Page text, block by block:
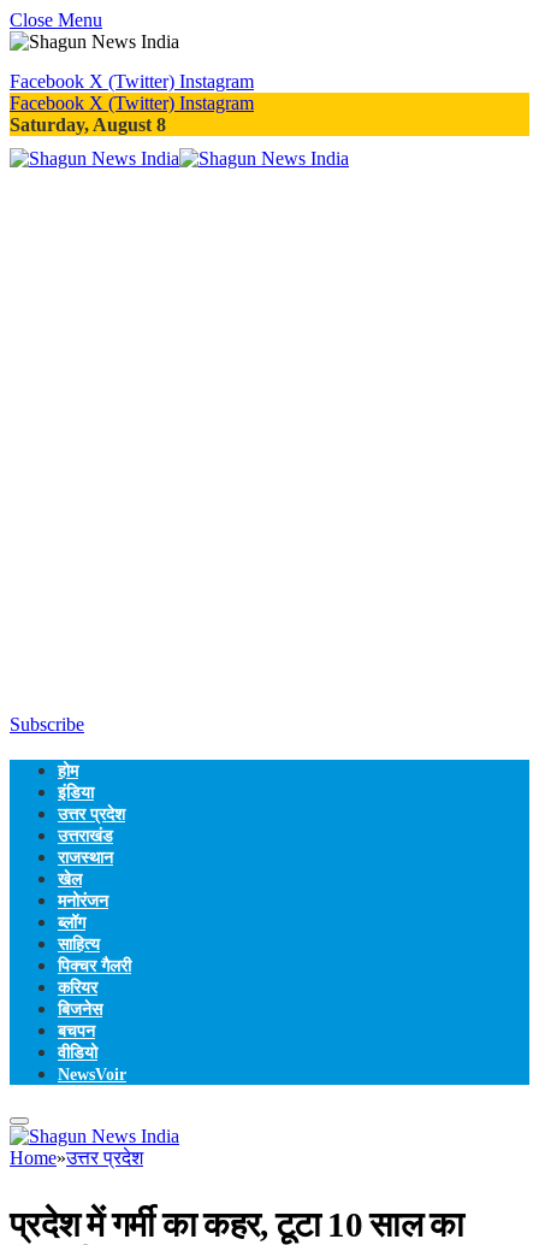
Close Menu
Facebook X (Twitter) Instagram
Facebook X (Twitter) Instagram
Saturday, August 8
Subscribe
होम
इंडिया
उत्तर प्रदेश
उत्तराखंड
राजस्थान
खेल
मनोरंजन
ब्लॉग
साहित्य
पिक्चर गैलरी
करियर
बिजनेस
बचपन
वीडियो
NewsVoir
Home»उत्तर प्रदेश
प्रदेश में गर्मी का कहर, टूटा 10 साल का